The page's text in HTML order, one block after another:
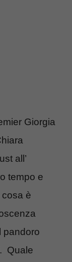
Giorgia
all’
tempo e
è
pandoro
Quale